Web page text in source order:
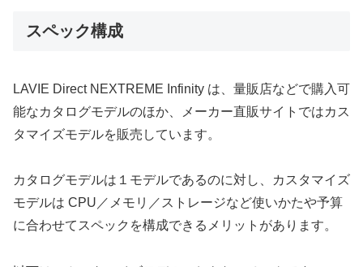
スペック構成
LAVIE Direct NEXTREME Infinity は、量販店などで購入可
能なカタログモデルのほか、メーカー直販サイトではカス
タマイズモデルを販売しています。
カタログモデルは１モデルであるのに対し、カスタマイズ
モデルは CPU／メモリ／ストレージなど使いかたや予算
に合わせてスペックを構成できるメリットがあります。